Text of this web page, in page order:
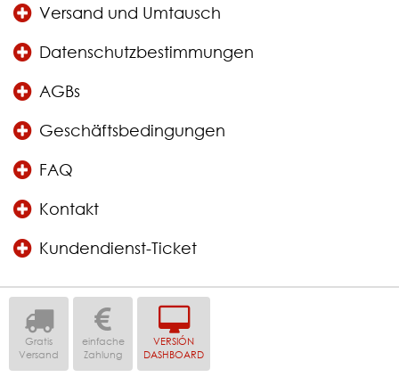
Versand und Umtausch
Datenschutzbestimmungen
AGBs
Geschäftsbedingungen
FAQ
Kontakt
Kundendienst-Ticket
Gratis
Versand
einfache
Zahlung
VERSIÓN
DASHBOARD